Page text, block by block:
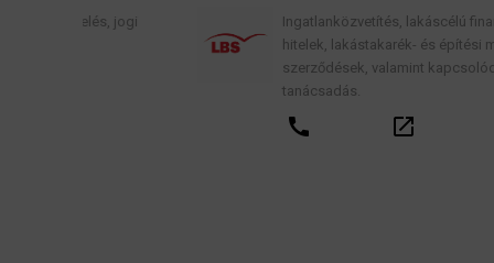
Ingatlanközvetítés, lakáscélú finanszírozási
hitelek, lakástakarék- és építési
szerződések, valamint kapcsolódó
tanácsadás.